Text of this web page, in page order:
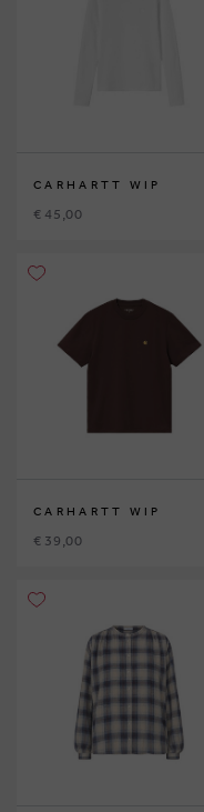
CARHARTT WIP
€ 45,00
CARHARTT WIP
€ 39,00